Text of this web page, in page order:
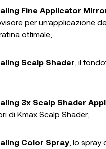
Fine Applicator
per un’applicazione
ottimale;
Scalp Shader , il
3x Scalp Shader
di Kmax Scalp Shader;
Color Spray, lo spray